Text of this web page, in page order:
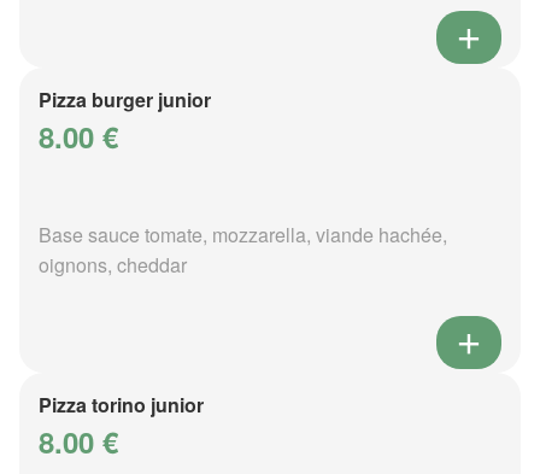
Pizza burger junior
8.00 €
Base sauce tomate, mozzarella, viande hachée,
oignons, cheddar
Pizza torino junior
8.00 €